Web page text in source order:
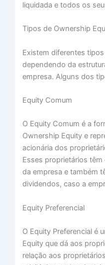
liquidada e todos os
Tipos de Ownership
Existem diferentes
dependendo da
empresa. Alguns dos
Equity Comum
O Equity Comum é a
Ownership Equity e
acionária dos
Esses proprietários
da empresa e também
dividendos, caso a
Equity Preferencial
O Equity Preferencial é
Equity que dá aos
relação aos